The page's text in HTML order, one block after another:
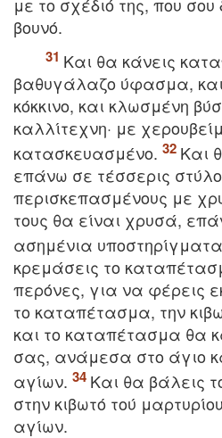
βουνό.
Kαι θα κάνεις
βαθυγάλαζο ύφασμα,
κόκκινο, και κλωσμένη
καλλίτεχνη· με
κατασκευασμένο.
Kαι
επάνω σε τέσσερις
περισκεπασμένους με
τους θα είναι χρυσά,
ασημένια
κρεμάσεις το
περόνες, για να φέρεις
το καταπέτασμα, την
και το καταπέτασμα θα
σας, ανάμεσα στο άγιο
αγίων.
Kαι θα βάλεις
στην κιβωτό τού
αγίων.